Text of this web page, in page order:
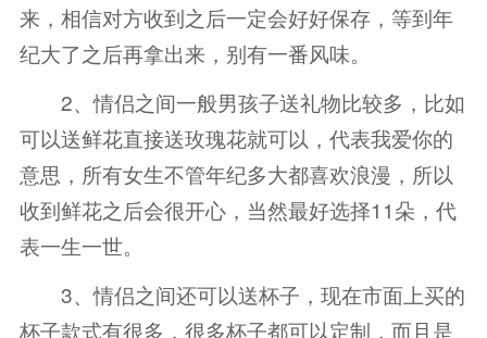
来，相信对方收到之后一定会好好保存，等到年
纪大了之后再拿出来，别有一番风味。
2、情侣之间一般男孩子送礼物比较多，比如
可以送鲜花直接送玫瑰花就可以，代表我爱你的
意思，所有女生不管年纪多大都喜欢浪漫，所以
收到鲜花之后会很开心，当然最好选择11朵，代
表一生一世。
3、情侣之间还可以送杯子，现在市面上买的
杯子款式有很多，很多杯子都可以定制，而且是